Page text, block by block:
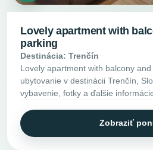
Lovely apartment with
parking
Destinácia: Trenčín
Lovely apartment with balcony
ubytovanie v destinácii Trenčín,
vybavenie, fotky a ďalšie
Zobraziť